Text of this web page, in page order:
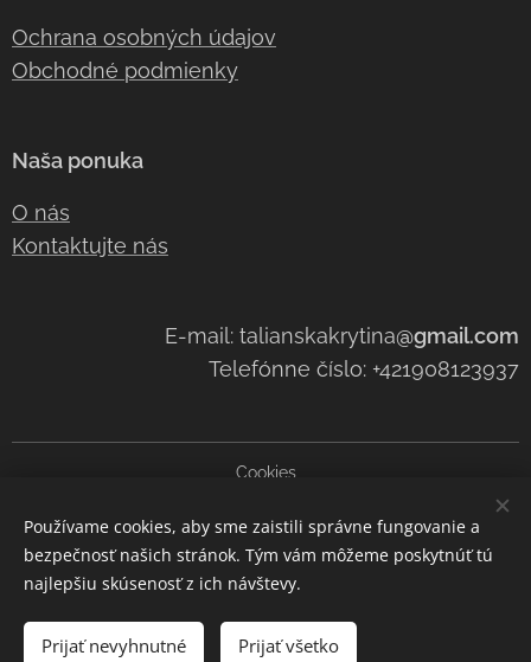
Do košíka
Ochrana osobných údajov
Obchodné podmienky
Naša ponuka
O nás
Kontaktujte nás
E-mail: talianskakrytina@gmail.com
Telefónne číslo: +421908123937
Cookies
Jazyky
Slovenčina
Čeština Italiano
Používame cookies, aby sme zaistili správne fungovanie a
bezpečnosť našich stránok. Tým vám môžeme poskytnúť tú
najlepšiu skúsenosť z ich návštevy.
Prijať nevyhnutné Prijať všetko